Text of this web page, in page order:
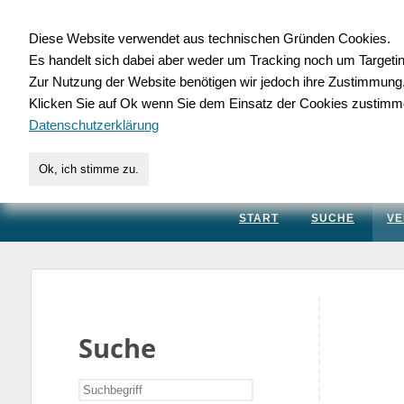
für Handwerk,
START SUCHE
Suche
Diese Website verwendet aus technischen Gründen Cookies.
Es handelt sich dabei aber weder um Tracking noch um
Zur Nutzung der Website benötigen wir jedoch ihre Zustimmung.
Klicken Sie auf Ok wenn Sie dem Einsatz der Cookies
Datenschutzerklärung
Ok, ich stimme zu.